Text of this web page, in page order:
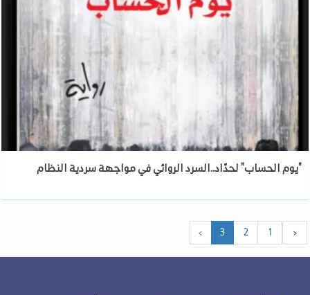
"يوم الحساب" لحدّاد..السرد الروائي في مواجهة سردية النظام
‹
1
2
3
›